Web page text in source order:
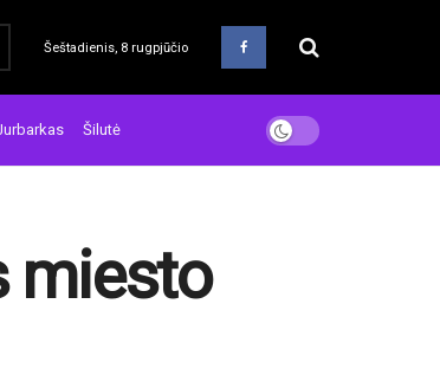
Šeštadienis, 8 rugpjūčio
Šilutė
miesto